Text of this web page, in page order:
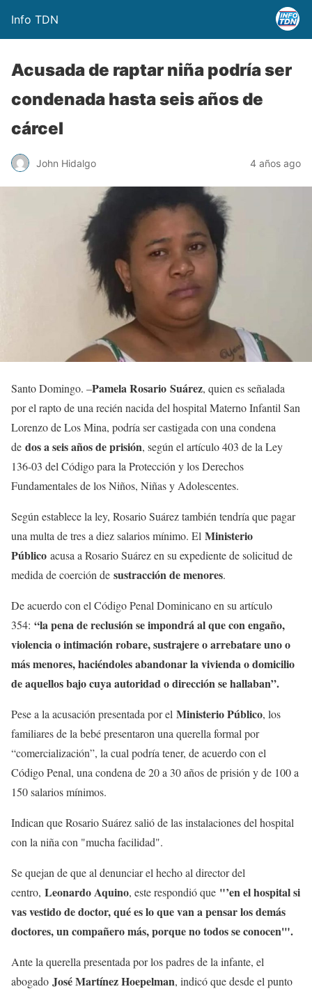
Info TDN
Acusada de raptar niña podría ser
condenada hasta seis años de
cárcel
John Hidalgo 4 años ago
Santo Domingo. –Pamela Rosario Suárez, quien es señalada
por el rapto de una recién nacida del hospital Materno Infantil San
Lorenzo de Los Mina, podría ser castigada con una condena
de dos a seis años de prisión, según el artículo 403 de la Ley
136-03 del Código para la Protección y los Derechos
Fundamentales de los Niños, Niñas y Adolescentes.
Según establece la ley, Rosario Suárez también tendría que pagar
una multa de tres a diez salarios mínimo. El Ministerio
Público acusa a Rosario Suárez en su expediente de solicitud de
medida de coerción de sustracción de menores.
De acuerdo con el Código Penal Dominicano en su artículo
354: “la pena de reclusión se impondrá al que con engaño,
violencia o intimación robare, sustrajere o arrebatare uno o
más menores, haciéndoles abandonar la vivienda o domicilio
de aquellos bajo cuya autoridad o dirección se hallaban”.
Pese a la acusación presentada por el Ministerio Público, los
familiares de la bebé presentaron una querella formal por
“comercialización”, la cual podría tener, de acuerdo con el
Código Penal, una condena de 20 a 30 años de prisión y de 100 a
150 salarios mínimos.
Indican que Rosario Suárez salió de las instalaciones del hospital
con la niña con "mucha facilidad".
Se quejan de que al denunciar el hecho al director del
centro, Leonardo Aquino, este respondió que "’en el hospital si
vas vestido de doctor, qué es lo que van a pensar los demás
doctores, un compañero más, porque no todos se conocen'".
Ante la querella presentada por los padres de la infante, el
abogado José Martínez Hoepelman, indicó que desde el punto